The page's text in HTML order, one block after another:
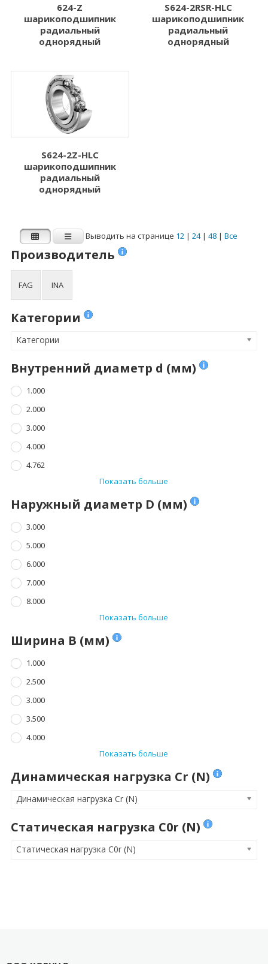
624-Z
шарикоподшипник
радиальный
однорядный
S624-2RSR-HLC
шарикоподшипник
радиальный
однорядный
S624-2Z-HLC
шарикоподшипник
радиальный
однорядный
Выводить на странице 12| 24| 48| Все
Производитель
FAG INA
Категории
Категории
Внутренний диаметр d (мм)
1.000
2.000
3.000
4.000
4.762
Показать больше
Наружный диаметр D (мм)
3.000
5.000
6.000
7.000
8.000
Показать больше
Ширина B (мм)
1.000
2.500
3.000
3.500
4.000
Показать больше
Динамическая нагрузка Cr (N)
Динамическая нагрузка Cr (N)
Статическая нагрузка C0r (N)
Статическая нагрузка C0r (N)